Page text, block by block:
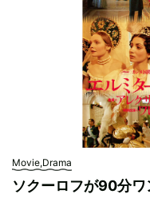
Movie,Drama
ソクーロフが90分